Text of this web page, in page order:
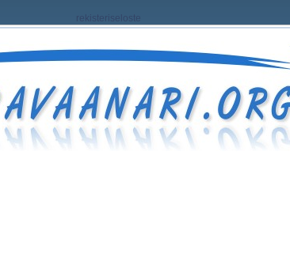
rekisteriseloste